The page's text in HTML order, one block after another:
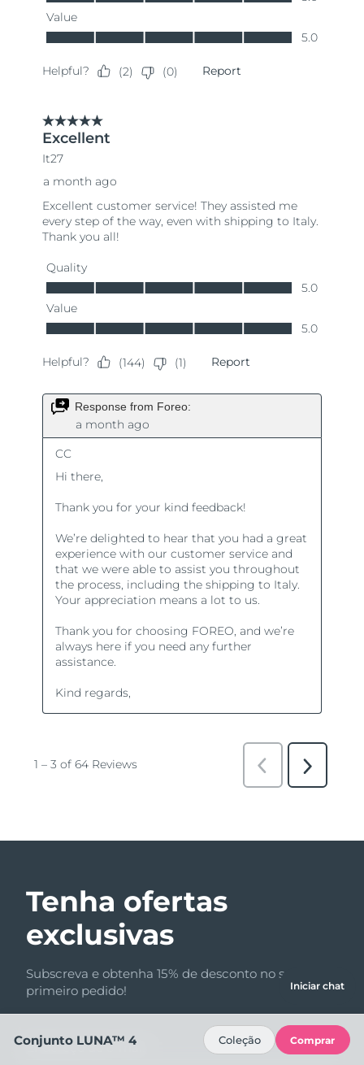
Tenha ofertas
exclusivas
Subscreva e obtenha 15% de desconto no seu
primeiro pedido!
Endereço de e-mail
Iniciar chat
Conjunto LUNA™ 4 Coleção Comprar